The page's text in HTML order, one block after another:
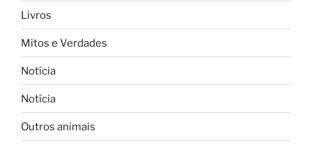
Livros
Mitos e Verdades
Notícia
Notícia
Outros animais